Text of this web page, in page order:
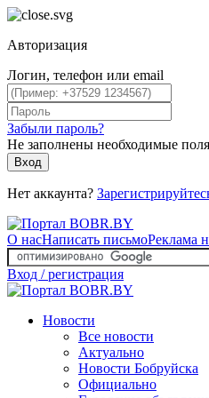
Авторизация
Логин, телефон или email
Забыли пароль?
Не заполнены необходимые
Вход
Нет аккаунта?
О насНаписать письмоРеклама
Вход / регистрация
Новости
Все новости
Актуально
Новости Бобруйска
Официально